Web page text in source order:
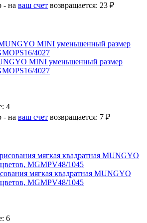
- на ваш счет возвращается: 23 ₽
MINI уменьшенный размер
4027
4
- на ваш счет возвращается: 7 ₽
мягкая квадратная MUNGYO
MGMPV48/1045
6